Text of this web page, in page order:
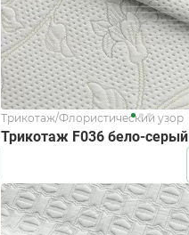
Трикотаж/Флористический узор
Трикотаж F036 бело-серый